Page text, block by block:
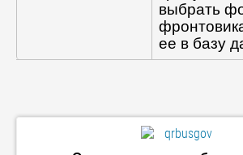
выбрать
ее в базу